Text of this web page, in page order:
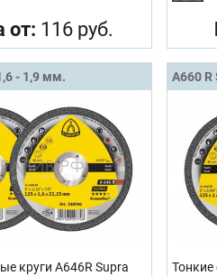
от: 116 руб.
- 1,9 мм.
круги A646R Supra
A660
Тонкие